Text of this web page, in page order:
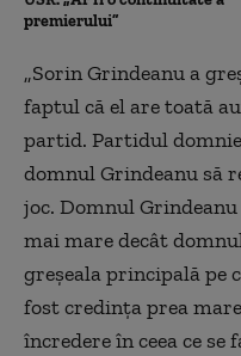
premierului”
„Sorin Grindeanu a
faptul că el are toată
partid. Partidul
domnul Grindeanu să
joc. Domnul
mai mare decât
greșeala principală pe
fost credința prea
încredere în ceea ce